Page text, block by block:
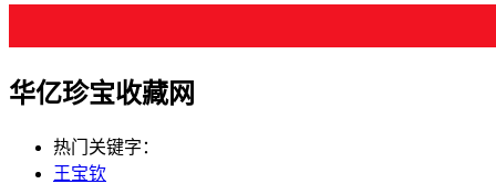
华亿珍宝收藏网
热门关键字：
王宝钦